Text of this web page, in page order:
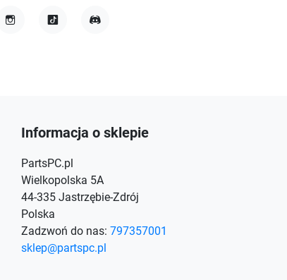
Informacja o sklepie
PartsPC.pl
Wielkopolska 5A
44-335 Jastrzębie-Zdrój
Polska
Zadzwoń do nas: 797357001
sklep@partspc.pl